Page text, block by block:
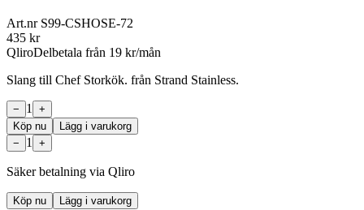
Art.nr S99-CSHOSE-72
435 kr
QliroDelbetala från 19 kr/mån
Slang till Chef Storkök. från Strand Stainless.
− 1
+
Köp nu
Lägg i varukorg
−
1 +
Säker betalning via Qliro
Köp nu Lägg i varukorg